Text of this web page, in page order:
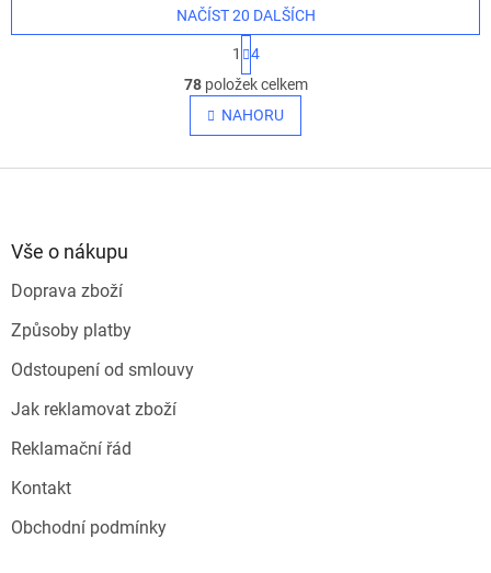
O
v
l
á
NAČÍST 20 DALŠÍCH
S
t
r
á
n
k
v
1
4
78položek celkem
NAHORU
Vše o nákupu
Doprava zboží
Způsoby platby
Odstoupení od smlouvy
Jak reklamovat zboží
Reklamační řád
Kontakt
Obchodní podmínky